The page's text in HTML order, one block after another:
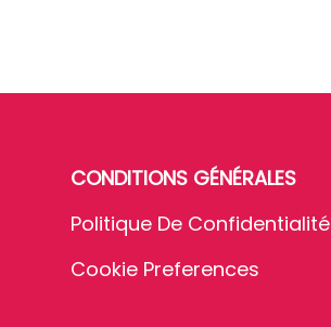
CONDITIONS GÉNÉRALES
Politique De Confidentialité
Cookie Preferences